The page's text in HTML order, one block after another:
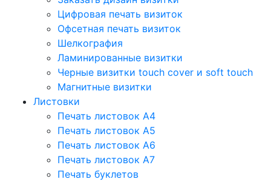
Цифровая печать визиток
Офсетная печать визиток
Шелкография
Ламинированные визитки
Черные визитки touch cover и soft touch
Магнитные визитки
Листовки
Печать листовок А4
Печать листовок А5
Печать листовок А6
Печать листовок А7
Печать буклетов